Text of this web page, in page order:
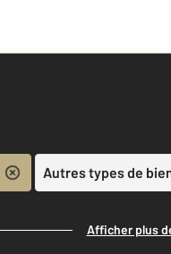
Autres types de
Afficher plus